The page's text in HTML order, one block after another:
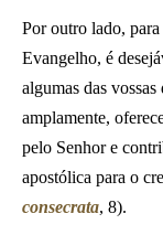
Por outro lado,
Evangelho, é
algumas das
amplamente,
pelo Senhor e
apostólica para o
consecrata, 8).